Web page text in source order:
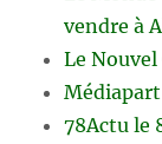
vendre à
Le Nouvel
78Actu le